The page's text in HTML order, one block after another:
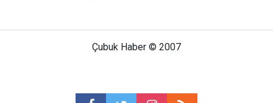
Çubuk Haber © 2007